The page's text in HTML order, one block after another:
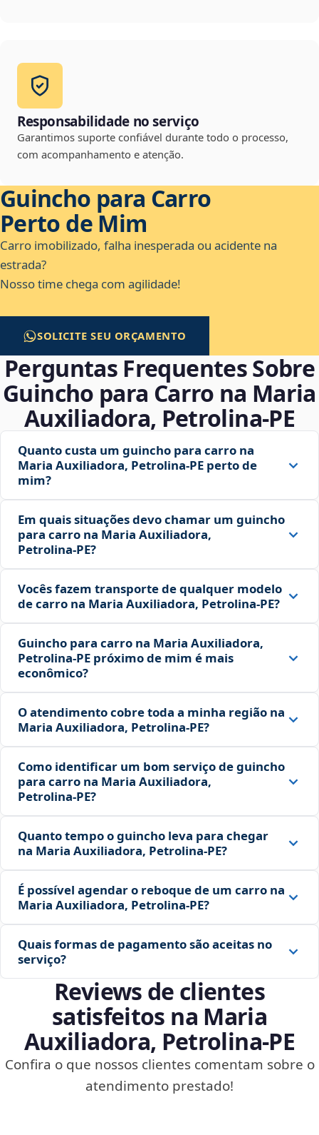
Responsabilidade no serviço
Garantimos suporte confiável durante todo o processo,
com acompanhamento e atenção.
Guincho para Carro
Perto de Mim
Carro imobilizado, falha inesperada ou acidente na
estrada?
Nosso time chega com agilidade!
SOLICITE SEU ORÇAMENTO
Perguntas Frequentes Sobre
Guincho para Carro na Maria
Auxiliadora, Petrolina‑PE
Quanto custa um guincho para carro na
Maria Auxiliadora, Petrolina‑PE perto de
mim?
Em quais situações devo chamar um guincho
para carro na Maria Auxiliadora,
Petrolina‑PE?
Vocês fazem transporte de qualquer modelo
de carro na Maria Auxiliadora, Petrolina‑PE?
Guincho para carro na Maria Auxiliadora,
Petrolina‑PE próximo de mim é mais
econômico?
O atendimento cobre toda a minha região na
Maria Auxiliadora, Petrolina‑PE?
Como identificar um bom serviço de guincho
para carro na Maria Auxiliadora,
Petrolina‑PE?
Quanto tempo o guincho leva para chegar
na Maria Auxiliadora, Petrolina‑PE?
É possível agendar o reboque de um carro na
Maria Auxiliadora, Petrolina‑PE?
Quais formas de pagamento são aceitas no
serviço?
Reviews de clientes
satisfeitos na Maria
Auxiliadora, Petrolina‑PE
Confira o que nossos clientes comentam sobre o
atendimento prestado!